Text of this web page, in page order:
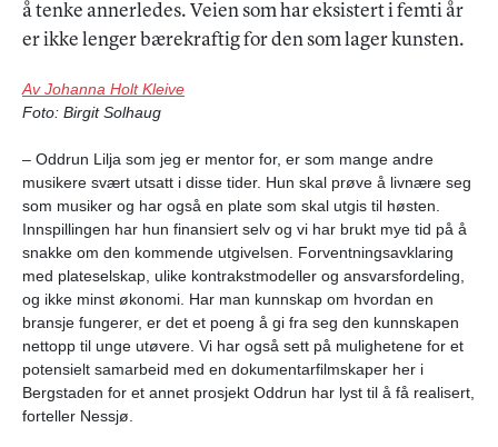
å tenke annerledes. Veien som har eksistert i femti år
er ikke lenger bærekraftig for den som lager kunsten.
Av Johanna Holt Kleive
Foto: Birgit Solhaug
– Oddrun Lilja som jeg er mentor for, er som mange andre
musikere svært utsatt i disse tider. Hun skal prøve å livnære seg
som musiker og har også en plate som skal utgis til høsten.
Innspillingen har hun finansiert selv og vi har brukt mye tid på å
snakke om den kommende utgivelsen. Forventningsavklaring
med plateselskap, ulike kontrakstmodeller og ansvarsfordeling,
og ikke minst økonomi. Har man kunnskap om hvordan en
bransje fungerer, er det et poeng å gi fra seg den kunnskapen
nettopp til unge utøvere. Vi har også sett på mulighetene for et
potensielt samarbeid med en dokumentarfilmskaper her i
Bergstaden for et annet prosjekt Oddrun har lyst til å få realisert,
forteller Nessjø.